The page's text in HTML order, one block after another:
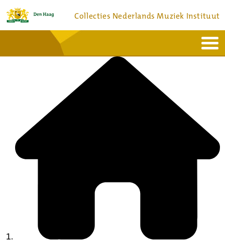
Collecties Nederlands Muziek Instituut
Bronnen en collecties